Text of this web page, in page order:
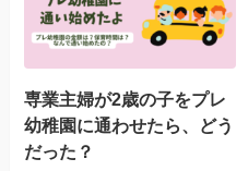
専業主婦が2歳の子をプレ
幼稚園に通わせたら、どう
だった？